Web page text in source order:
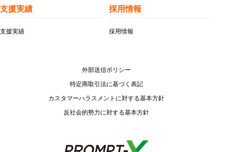
支援実績
支援実績
採用情報
採用情報
外部送信ポリシー
特定商取引法に基づく表記
カスタマーハラスメントに対する基本方針
反社会的勢力に対する基本方針